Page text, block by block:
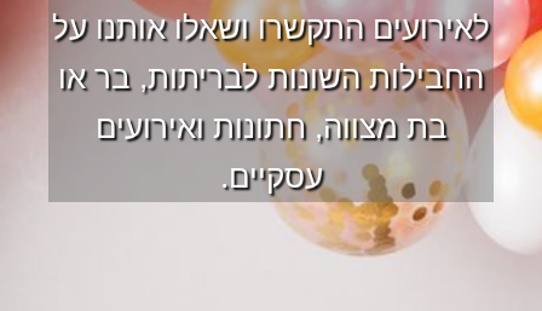
לאירועים התקשרו ושאלו אותנו על
החבילות השונות לבריתות, בר או
בת מצווה, חתונות ואירועים
עסקיים.